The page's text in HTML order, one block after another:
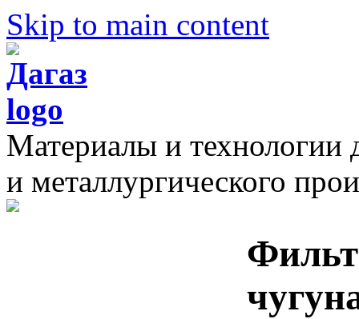
Skip to main content
Материалы и технологии
и металлургического